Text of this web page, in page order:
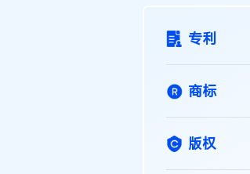
专利
商标
版权